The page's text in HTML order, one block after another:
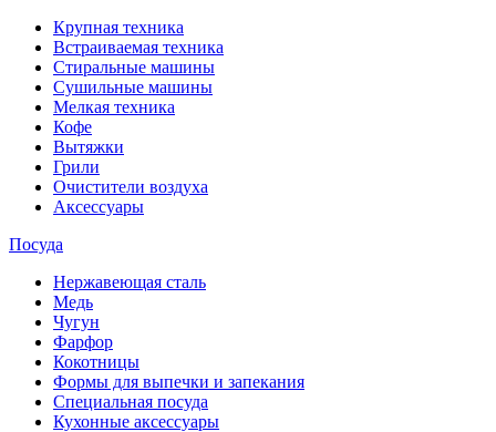
Крупная техника
Встраиваемая техника
Стиральные машины
Сушильные машины
Мелкая техника
Кофе
Вытяжки
Грили
Очистители воздуха
Аксессуары
Посуда
Нержавеющая сталь
Медь
Чугун
Фарфор
Кокотницы
Формы для выпечки и запекания
Специальная посуда
Кухонные аксессуары